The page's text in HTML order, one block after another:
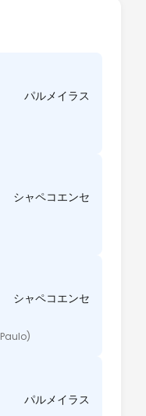
パルメイラス
シャペコエンセ
シャペコエンセ
パルメイラス